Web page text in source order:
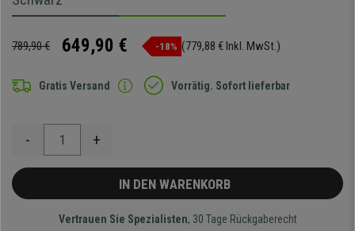
789,90 € 649,90 € -18% (779,88 € Inkl. MwSt.)
Gratis Versand Vorrätig. Sofort lieferbar
- +
IN DEN WARENKORB
Vertrauen Sie Spezialisten, 30 Tage Rückgaberecht